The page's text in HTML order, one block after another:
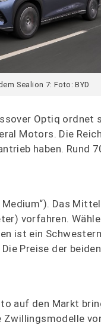
Sealion 7: Foto: BYD
Optiq ordnet
Motors. Die
haben. Rund
Das
vorfahren.
ist ein
Preise der beiden
auf den Markt
Zwillingsmodelle